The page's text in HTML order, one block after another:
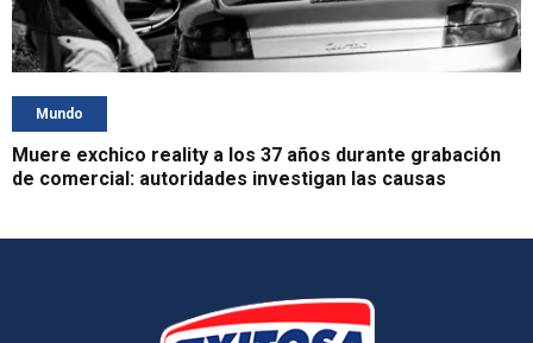
Mundo
Muere exchico reality a los 37 años durante grabación
de comercial: autoridades investigan las causas